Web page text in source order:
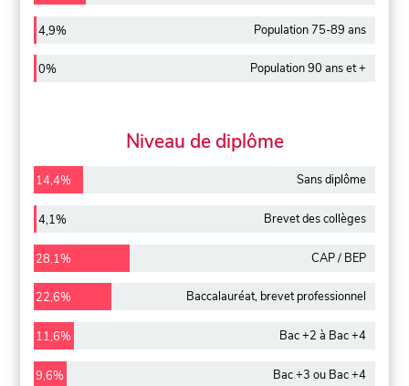
4,9% Population 75-89 ans
0% Population 90 ans et +
Niveau de diplôme
14,4% Sans diplôme
4,1% Brevet des collèges
28,1% CAP / BEP
22,6% Baccalauréat, brevet professionnel
11,6% Bac +2 à Bac +4
9,6% Bac +3 ou Bac +4